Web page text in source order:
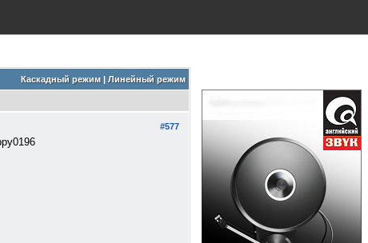
Каскадный режим| Линейный режим
#577